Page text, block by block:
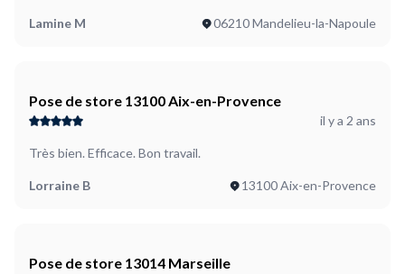
Lamine M 06210 Mandelieu-la-Napoule
Pose de store 13100 Aix-en-Provence
il y a 2 ans
Très bien. Efficace. Bon travail.
Lorraine B 13100 Aix-en-Provence
Pose de store 13014 Marseille